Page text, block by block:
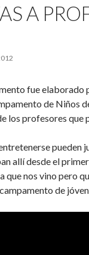
A
fue elaborado
de Niños
los profesores que
pueden
allí desde el
que nos vino pero
de